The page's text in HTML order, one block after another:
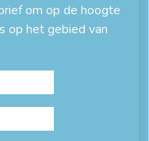
om op de hoogte
op het gebied van